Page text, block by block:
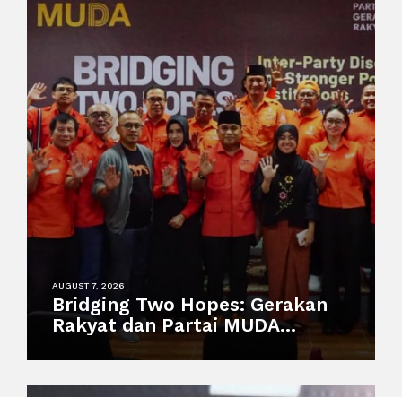
AUGUST 7, 2026
Bridging Two Hopes: Gerakan
Rakyat dan Partai MUDA
Malaysia Satukan Visi Politik
Anak Muda